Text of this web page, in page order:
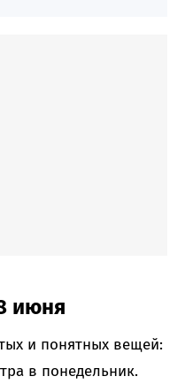
июня
и понятных вещей:
в понедельник.